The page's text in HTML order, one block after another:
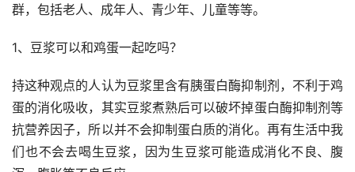
群，包括老人、成年人、青少年、儿童等等。
1、豆浆可以和鸡蛋一起吃吗？
持这种观点的人认为豆浆里含有胰蛋白酶抑制剂，不利于鸡
蛋的消化吸收，其实豆浆煮熟后可以破坏掉蛋白酶抑制剂等
抗营养因子，所以并不会抑制蛋白质的消化。再有生活中我
们也不会去喝生豆浆，因为生豆浆可能造成消化不良、腹